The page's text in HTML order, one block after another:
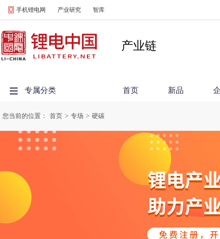
手机锂电网 产业研究 智库
产业链
专属分类 首页 新品
您当前的位置： 首页 > 专场 > 硬碳